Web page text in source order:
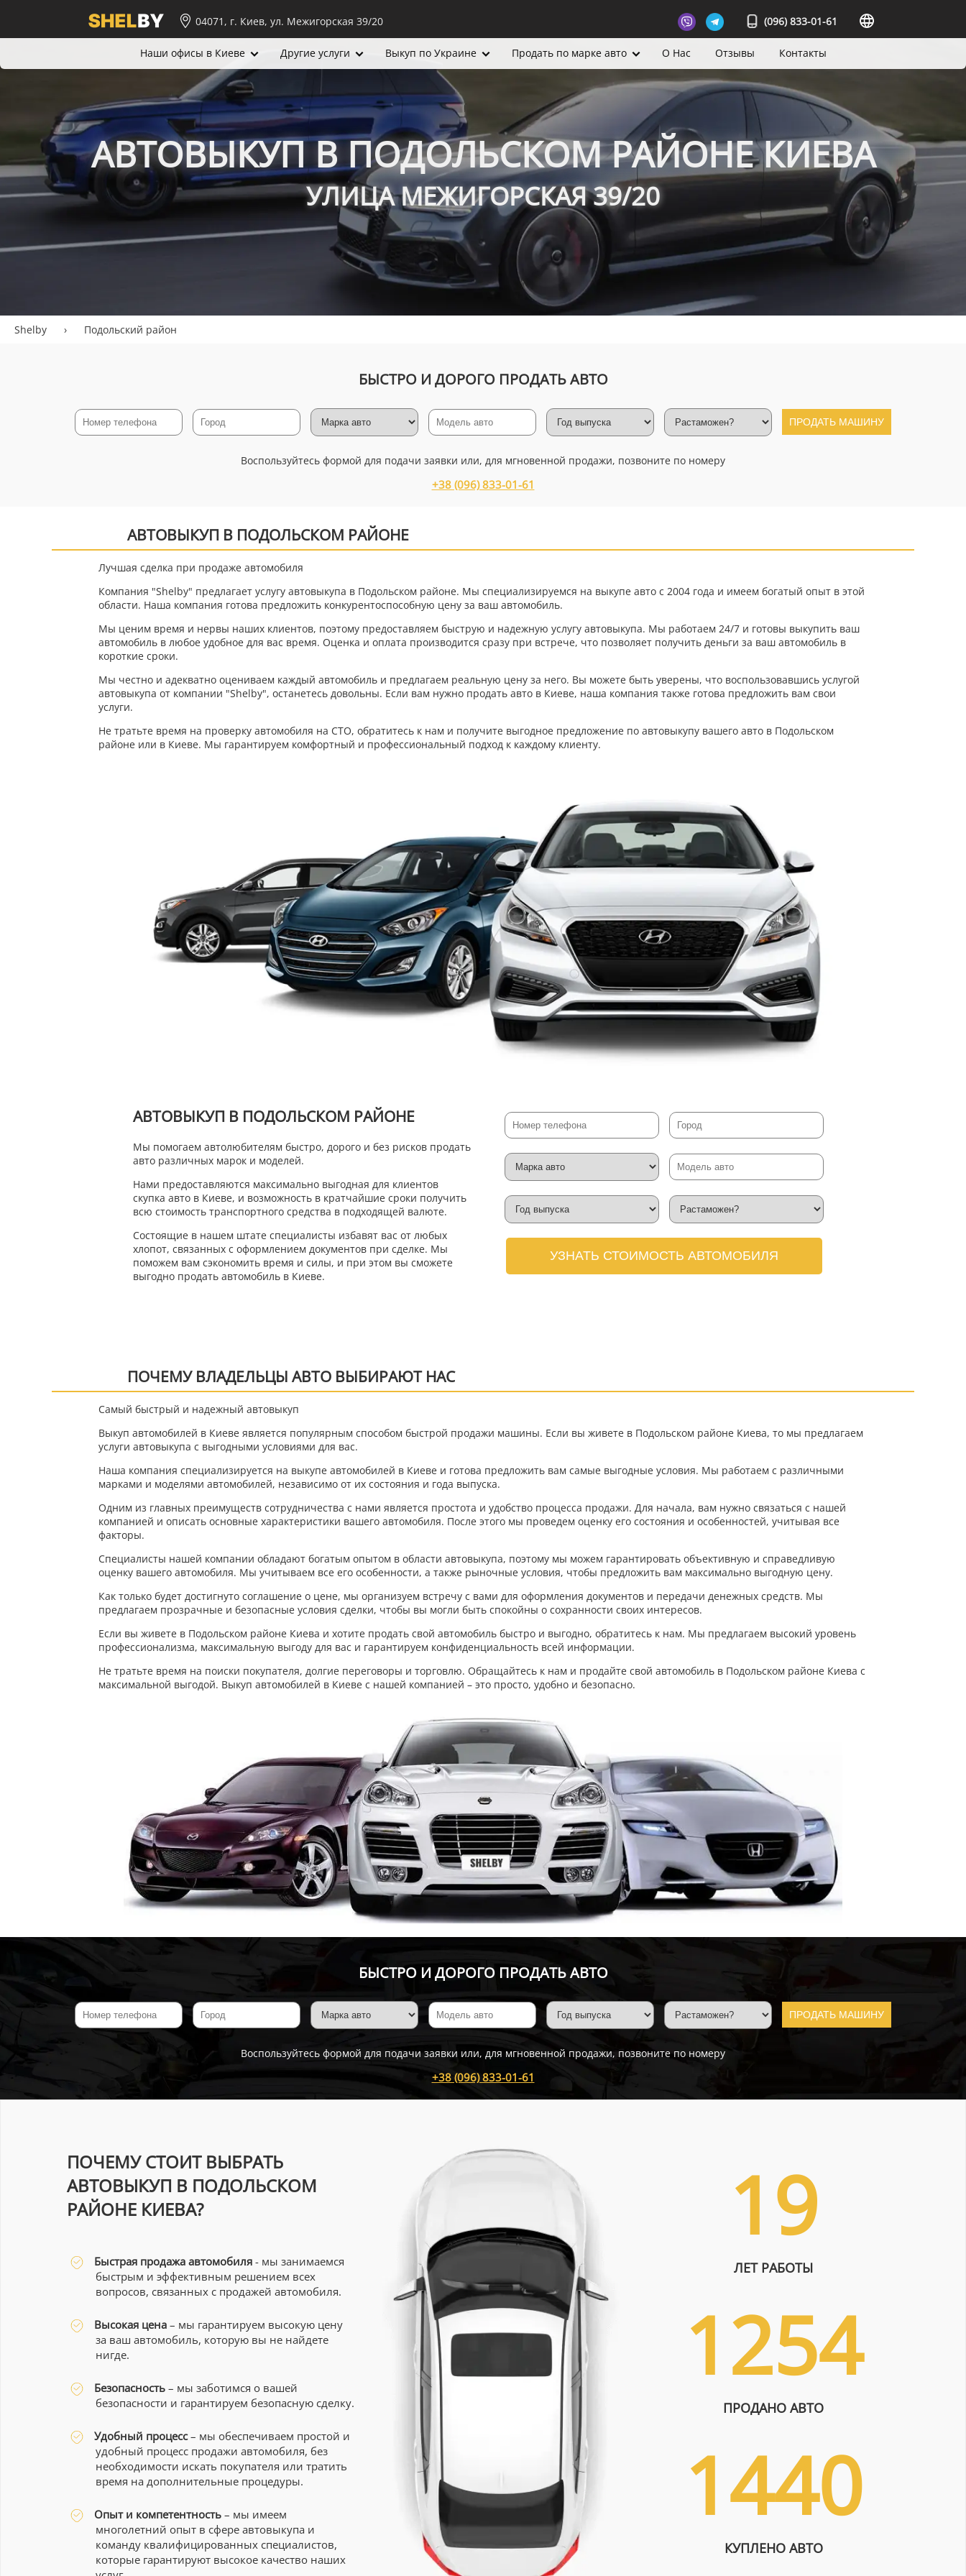
04071, г. Киев, ул. Межигорская 39/20 (096) 833-01-61
Наши офисы в Киеве Другие услуги Выкуп по Украине Продать по марке авто О Нас Отзывы Контакты
АВТОВЫКУП В ПОДОЛЬСКОМ РАЙОНЕ КИЕВА
УЛИЦА МЕЖИГОРСКАЯ 39/20
Shelby › Подольский район
БЫСТРО И ДОРОГО ПРОДАТЬ АВТО
ПРОДАТЬ МАШИНУ
Воспользуйтесь формой для подачи заявки или, для мгновенной продажи, позвоните по номеру
+38 (096) 833-01-61
АВТОВЫКУП В ПОДОЛЬСКОМ РАЙОНЕ
Лучшая сделка при продаже автомобиля
Компания "Shelby" предлагает услугу автовыкупа в Подольском районе. Мы специализируемся на выкупе авто с 2004 года и имеем богатый опыт в этой
области. Наша компания готова предложить конкурентоспособную цену за ваш автомобиль.
Мы ценим время и нервы наших клиентов, поэтому предоставляем быструю и надежную услугу автовыкупа. Мы работаем 24/7 и готовы выкупить ваш
автомобиль в любое удобное для вас время. Оценка и оплата производится сразу при встрече, что позволяет получить деньги за ваш автомобиль в
короткие сроки.
Мы честно и адекватно оцениваем каждый автомобиль и предлагаем реальную цену за него. Вы можете быть уверены, что воспользовавшись услугой
автовыкупа от компании "Shelby", останетесь довольны. Если вам нужно продать авто в Киеве, наша компания также готова предложить вам свои
услуги.
Не тратьте время на проверку автомобиля на СТО, обратитесь к нам и получите выгодное предложение по автовыкупу вашего авто в Подольском
районе или в Киеве. Мы гарантируем комфортный и профессиональный подход к каждому клиенту.
АВТОВЫКУП В ПОДОЛЬСКОМ РАЙОНЕ
Мы помогаем автолюбителям быстро, дорого и без рисков продать
авто различных марок и моделей.
Нами предоставляются максимально выгодная для клиентов
скупка авто в Киеве, и возможность в кратчайшие сроки получить
всю стоимость транспортного средства в подходящей валюте.
Состоящие в нашем штате специалисты избавят вас от любых
хлопот, связанных с оформлением документов при сделке. Мы
поможем вам сэкономить время и силы, и при этом вы сможете
выгодно продать автомобиль в Киеве.
УЗНАТЬ СТОИМОСТЬ АВТОМОБИЛЯ
ПОЧЕМУ ВЛАДЕЛЬЦЫ АВТО ВЫБИРАЮТ НАС
Самый быстрый и надежный автовыкуп
Выкуп автомобилей в Киеве является популярным способом быстрой продажи машины. Если вы живете в Подольском районе Киева, то мы предлагаем
услуги автовыкупа с выгодными условиями для вас.
Наша компания специализируется на выкупе автомобилей в Киеве и готова предложить вам самые выгодные условия. Мы работаем с различными
марками и моделями автомобилей, независимо от их состояния и года выпуска.
Одним из главных преимуществ сотрудничества с нами является простота и удобство процесса продажи. Для начала, вам нужно связаться с нашей
компанией и описать основные характеристики вашего автомобиля. После этого мы проведем оценку его состояния и особенностей, учитывая все
факторы.
Специалисты нашей компании обладают богатым опытом в области автовыкупа, поэтому мы можем гарантировать объективную и справедливую
оценку вашего автомобиля. Мы учитываем все его особенности, а также рыночные условия, чтобы предложить вам максимально выгодную цену.
Как только будет достигнуто соглашение о цене, мы организуем встречу с вами для оформления документов и передачи денежных средств. Мы
предлагаем прозрачные и безопасные условия сделки, чтобы вы могли быть спокойны о сохранности своих интересов.
Если вы живете в Подольском районе Киева и хотите продать свой автомобиль быстро и выгодно, обратитесь к нам. Мы предлагаем высокий уровень
профессионализма, максимальную выгоду для вас и гарантируем конфиденциальность всей информации.
Не тратьте время на поиски покупателя, долгие переговоры и торговлю. Обращайтесь к нам и продайте свой автомобиль в Подольском районе Киева с
максимальной выгодой. Выкуп автомобилей в Киеве с нашей компанией – это просто, удобно и безопасно.
БЫСТРО И ДОРОГО ПРОДАТЬ АВТО
ПРОДАТЬ МАШИНУ
Воспользуйтесь формой для подачи заявки или, для мгновенной продажи, позвоните по номеру
+38 (096) 833-01-61
ПОЧЕМУ СТОИТ ВЫБРАТЬ
АВТОВЫКУП В ПОДОЛЬСКОМ
РАЙОНЕ КИЕВА?
Быстрая продажа автомобиля- мы занимаемся
быстрым и эффективным решением всех
вопросов, связанных с продажей автомобиля.
Высокая цена– мы гарантируем высокую цену
за ваш автомобиль, которую вы не найдете
нигде.
Безопасность– мы заботимся о вашей
безопасности и гарантируем безопасную сделку.
Удобный процесс– мы обеспечиваем простой и
удобный процесс продажи автомобиля, без
необходимости искать покупателя или тратить
время на дополнительные процедуры.
Опыт и компетентность– мы имеем
многолетний опыт в сфере автовыкупа и
команду квалифицированных специалистов,
которые гарантируют высокое качество наших
19
ЛЕТ РАБОТЫ
1254
ПРОДАНО АВТО
1440
КУПЛЕНО АВТО